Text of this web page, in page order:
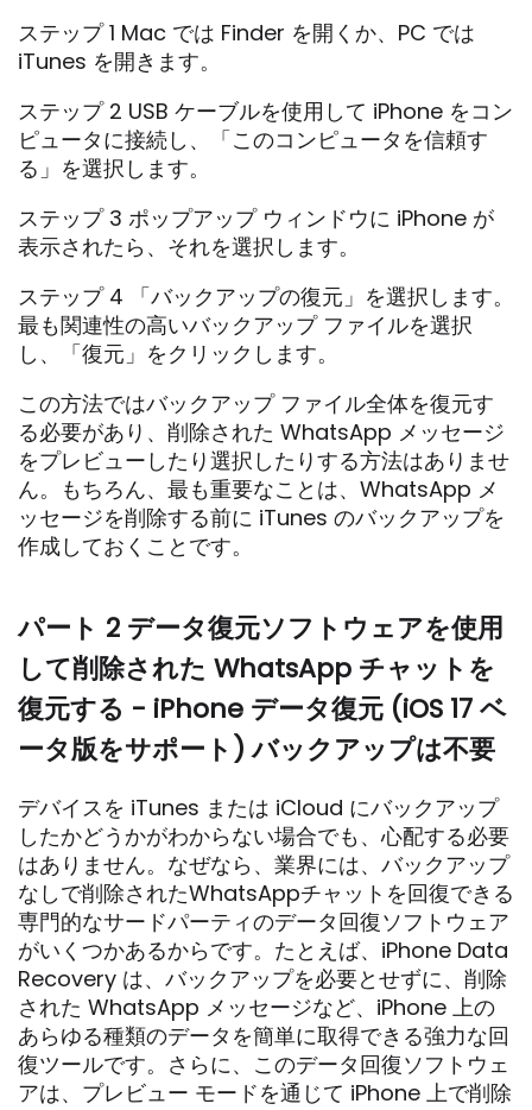
ステップ 1 Mac では Finder を開くか、PC では
iTunes を開きます。
ステップ 2 USB ケーブルを使用して iPhone をコン
ピュータに接続し、「このコンピュータを信頼す
る」を選択します。
ステップ 3 ポップアップ ウィンドウに iPhone が
表示されたら、それを選択します。
ステップ 4 「バックアップの復元」を選択します。
最も関連性の高いバックアップ ファイルを選択
し、「復元」をクリックします。
この方法ではバックアップ ファイル全体を復元す
る必要があり、削除された WhatsApp メッセージ
をプレビューしたり選択したりする方法はありませ
ん。もちろん、最も重要なことは、WhatsApp メ
ッセージを削除する前に iTunes のバックアップを
作成しておくことです。
パート 2 データ復元ソフトウェアを使用
して削除された WhatsApp チャットを
復元する - iPhone データ復元 (iOS 17 ベ
ータ版をサポート) バックアップは不要
デバイスを iTunes または iCloud にバックアップ
したかどうかがわからない場合でも、心配する必要
はありません。なぜなら、業界には、バックアップ
なしで削除されたWhatsAppチャットを回復できる
専門的なサードパーティのデータ回復ソフトウェア
がいくつかあるからです。たとえば、iPhone Data
Recovery は、バックアップを必要とせずに、削除
された WhatsApp メッセージなど、iPhone 上の
あらゆる種類のデータを簡単に取得できる強力な回
復ツールです。さらに、このデータ回復ソフトウェ
アは、プレビュー モードを通じて iPhone 上で削除